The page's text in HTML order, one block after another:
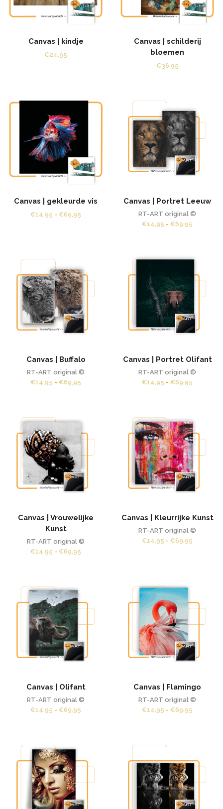
Canvas | kindje
€24,95
Canvas | schilderij
bloemen
€36,95
Canvas | gekleurde vis
€14,95 - €69,95
Canvas | Portret Leeuw
RT-ART original ©
€14,95 - €69,95
Canvas | Buffalo
RT-ART original ©
€14,95 - €69,95
Canvas | Portret Olifant
RT-ART original ©
€14,95 - €69,95
Canvas | Vrouwelijke
Kunst
RT-ART original ©
€14,95 - €69,95
Canvas | Kleurrijke Kunst
RT-ART original ©
€14,95 - €69,95
Canvas | Olifant
RT-ART original ©
€14,95 - €69,95
Canvas | Flamingo
RT-ART original ©
€14,95 - €69,95